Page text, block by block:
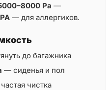
Pa —
— для аллергиков.
до багажника
— сиденья и пол
чистка